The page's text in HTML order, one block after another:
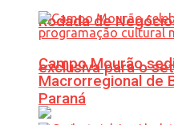
Rodada de
exclusiva para o
Campo Mourão
Macrorregional de
Paraná